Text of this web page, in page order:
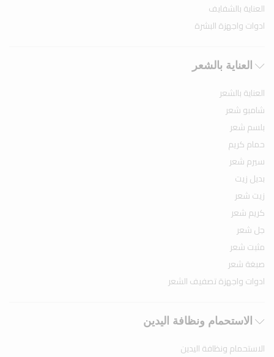
العناية بالشفايف
ادوات واجهزة البشرة
العناية بالشعر
العناية بالشعر
شامبو شعر
بلسم شعر
حمام كريم
سيرم شعر
بديل زيت
زيت شعر
كريم شعر
جل شعر
مثبت شعر
صبغة شعر
ادوات واجهزة تصفيف الشعر
الاستحمام ونظافة اليدين
الاستحمام ونظافة اليدين